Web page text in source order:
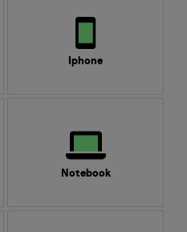
Iphone
Notebook